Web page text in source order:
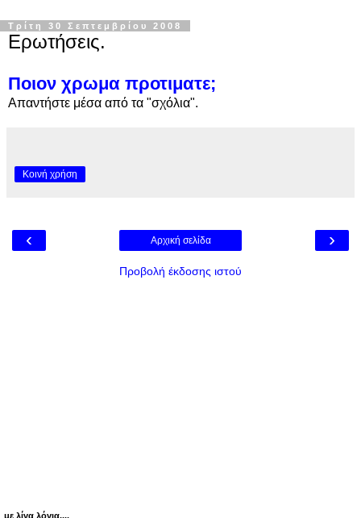
Τρίτη 30 Σεπτεμβρίου 2008
Ερωτήσεις.
Ποιον χρωμα προτιματε;
Απαντήστε μέσα από τα "σχόλια".
Κοινή χρήση
‹ ›
Αρχική σελίδα
Προβολή έκδοσης ιστού
με λίγα λόγια....